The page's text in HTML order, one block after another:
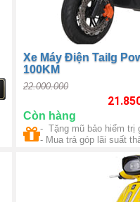
Xe Máy Điện Tailg
100KM
22.000.000
Còn hàng
- Tặng mũ bảo hiểm trị
- Mua trả góp lãi suất